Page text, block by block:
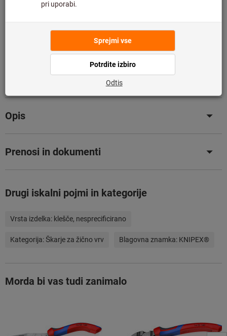
saj ni del naše glavne ponudbe in ga zato nimamo na
Deli izdelek
Opis
Prenosi in dokumenti
Drugi iskalni pojmi in kategorije
Vrsta izdelka: klešče, nesprecificirano
Kategorija: Škarje za žično vrv Blagovna znamka: KNIPEX®
Morda bi vas tudi zanimalo